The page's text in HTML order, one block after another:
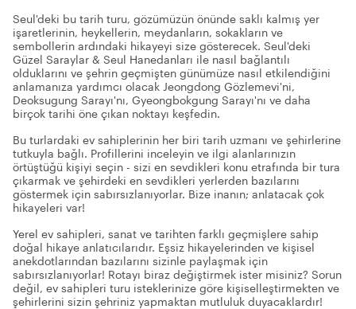
Seul'deki bu tarih turu, gözümüzün önünde saklı kalmış yer
işaretlerinin, heykellerin, meydanların, sokakların ve
sembollerin ardındaki hikayeyi size gösterecek. Seul'deki
Güzel Saraylar & Seul Hanedanları ile nasıl bağlantılı
olduklarını ve şehrin geçmişten günümüze nasıl etkilendiğini
anlamanıza yardımcı olacak Jeongdong Gözlemevi'ni,
Deoksugung Sarayı'nı, Gyeongbokgung Sarayı'nı ve daha
birçok tarihi öne çıkan noktayı keşfedin.
Bu turlardaki ev sahiplerinin her biri tarih uzmanı ve şehirlerine
tutkuyla bağlı. Profillerini inceleyin ve ilgi alanlarınızın
örtüştüğü kişiyi seçin - sizi en sevdikleri konu etrafında bir tura
çıkarmak ve şehirdeki en sevdikleri yerlerden bazılarını
göstermek için sabırsızlanıyorlar. Bize inanın; anlatacak çok
hikayeleri var!
Yerel ev sahipleri, sanat ve tarihten farklı geçmişlere sahip
doğal hikaye anlatıcılarıdır. Eşsiz hikayelerinden ve kişisel
anekdotlarından bazılarını sizinle paylaşmak için
sabırsızlanıyorlar! Rotayı biraz değiştirmek ister misiniz? Sorun
değil, ev sahipleri turu isteklerinize göre kişiselleştirmekten ve
şehirlerini sizin şehriniz yapmaktan mutluluk duyacaklardır!